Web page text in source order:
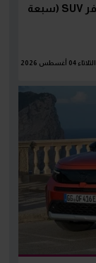
بعد طرح RX9 وفرونتيرا.. 22 سيارة كروس أوفر SUV (سبعة
الثلاثاء 04 أغسطس 2026